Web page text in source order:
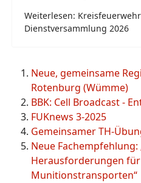
Weiterlesen:
Dienstversammlung 2026
Neue, gemeinsame
Rotenburg (Wümme)
BBK: Cell Broadcast -
FUKnews 3-2025
Gemeinsamer TH-
Neue
Herausforderungen
Munitionstransporten“